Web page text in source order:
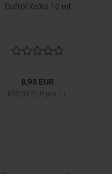
Duftöl XoXo 10 ml
8,95 EUR
895,00 EUR pro 1 L